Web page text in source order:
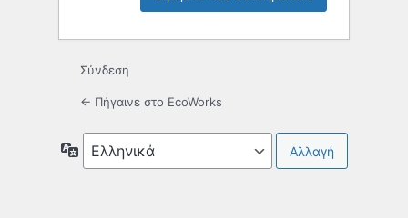
Σύνδεση
← Πήγαινε στο EcoWorks
Γλώσσα